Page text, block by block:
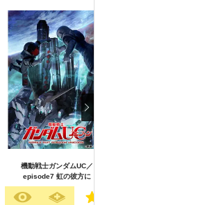
機動戦士ガンダムUC／
episode7 虹の彼方に